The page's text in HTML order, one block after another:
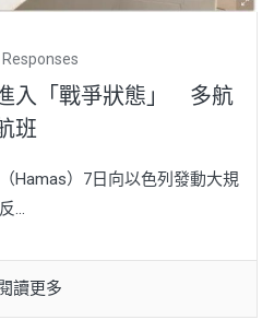
Responses
入「戰爭狀態」 多航
班
Hamas）7日向以色列發動大規
...
閱讀更多